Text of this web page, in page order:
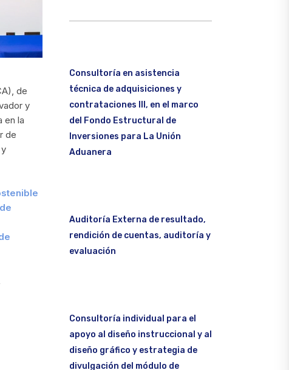
de
y
en la
de
Consultoría en asistencia
técnica de adquisiciones y
contrataciones III, en el marco
del Fondo Estructural de
Inversiones para La Unión
Aduanera
Auditoría Externa de resultado,
rendición de cuentas, auditoría y
evaluación
Consultoría individual para el
apoyo al diseño instruccional y al
diseño gráfico y estrategia de
divulgación del módulo de